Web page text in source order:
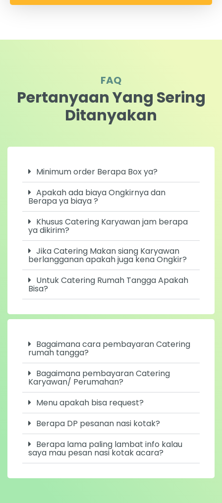
FAQ
Pertanyaan Yang Sering
Minimum order Berapa Box ya?
Apakah ada biaya Ongkirnya dan
Berapa ya biaya ?
Khusus Catering Karyawan jam berapa
ya dikirim?
Jika Catering Makan siang Karyawan
berlangganan apakah juga kena Ongkir?
Untuk Catering Rumah Tangga Apakah
Bagaimana cara pembayaran Catering
rumah tangga?
Bagaimana pembayaran Catering
Karyawan/ Perumahan?
Menu apakah bisa request?
Berapa DP pesanan nasi kotak?
Berapa lama paling lambat info kalau